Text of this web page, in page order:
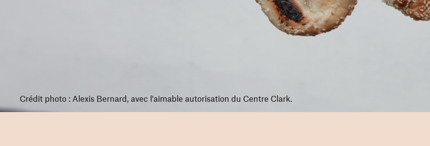
Crédit photo : Alexis Bernard, avec l'aimable autorisation du Centre Clark.